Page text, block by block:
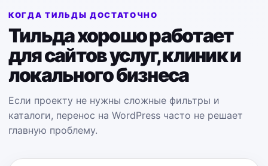
КОГДА ТИЛЬДЫ ДОСТАТОЧНО
Тильда хорошо работает
для сайтов услуг, клиник и
локального бизнеса
Если проекту не нужны сложные фильтры и
каталоги, перенос на WordPress часто не решает
главную проблему.